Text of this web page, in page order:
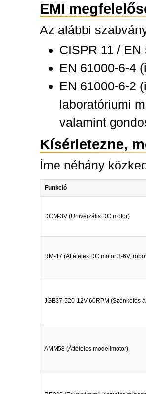
EMI
Az alábbi
CISPR 11 /
EN 61000-6-4
EN 61000-6-2
laboratóriumi
valamint
Kísérletezne,
Íme néhány
Funkció
DCM-3V (Univerzális DC motor)
RM-17 (Áttételes DC motor 3-6V,
JGB37-520-12V-60RPM (Szénkefés
AMM58 (Áttételes modellmotor)